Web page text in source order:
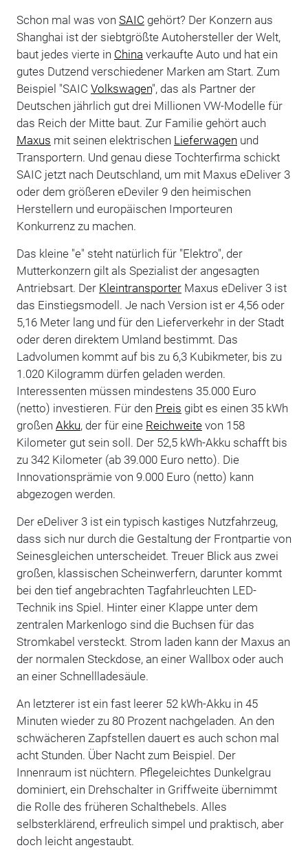
Schon mal was von SAIC gehört? Der Konzern aus
Shanghai ist der siebtgrößte Autohersteller der Welt,
baut jedes vierte in China verkaufte Auto und hat ein
gutes Dutzend verschiedener Marken am Start. Zum
Beispiel "SAIC Volkswagen", das als Partner der
Deutschen jährlich gut drei Millionen VW-Modelle für
das Reich der Mitte baut. Zur Familie gehört auch
Maxus mit seinen elektrischen Lieferwagen und
Transportern. Und genau diese Tochterfirma schickt
SAIC jetzt nach Deutschland, um mit Maxus eDeliver 3
oder dem größeren eDeviler 9 den heimischen
Herstellern und europäischen Importeuren
Konkurrenz zu machen.
Das kleine "e" steht natürlich für "Elektro", der
Mutterkonzern gilt als Spezialist der angesagten
Antriebsart. Der KleintransporterMaxus eDeliver 3 ist
das Einstiegsmodell. Je nach Version ist er 4,56 oder
5,16 Meter lang und für den Lieferverkehr in der Stadt
oder deren direktem Umland bestimmt. Das
Ladvolumen kommt auf bis zu 6,3 Kubikmeter, bis zu
1.020 Kilogramm dürfen geladen werden.
Interessenten müssen mindestens 35.000 Euro
(netto) investieren. Für den Preis gibt es einen 35 kWh
großen Akku, der für eine Reichweitevon 158
Kilometer gut sein soll. Der 52,5 kWh-Akku schafft bis
zu 342 Kilometer (ab 39.000 Euro netto). Die
Innovationsprämie von 9.000 Euro (netto) kann
abgezogen werden.
Der eDeliver 3 ist ein typisch kastiges Nutzfahrzeug,
dass sich nur durch die Gestaltung der Frontpartie von
Seinesgleichen unterscheidet. Treuer Blick aus zwei
großen, klassischen Scheinwerfern, darunter kommt
bei den tief angebrachten Tagfahrleuchten LED-
Technik ins Spiel. Hinter einer Klappe unter dem
zentralen Markenlogo sind die Buchsen für das
Stromkabel versteckt. Strom laden kann der Maxus an
der normalen Steckdose, an einer Wallbox oder auch
an einer Schnellladesäule.
An letzterer ist ein fast leerer 52 kWh-Akku in 45
Minuten wieder zu 80 Prozent nachgeladen. An den
schwächeren Zapfstellen dauert es auch schon mal
acht Stunden. Über Nacht zum Beispiel. Der
Innenraum ist nüchtern. Pflegeleichtes Dunkelgrau
dominiert, ein Drehschalter in Griffweite übernimmt
die Rolle des früheren Schalthebels. Alles
selbsterklärend, erfreulich simpel und praktisch, aber
doch leicht angestaubt.